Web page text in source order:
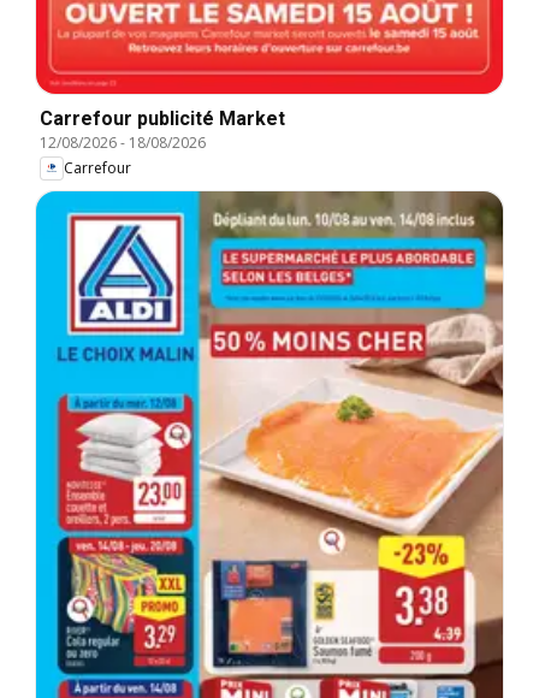
Carrefour publicité Market
12/08/2026- 18/08/2026
Carrefour